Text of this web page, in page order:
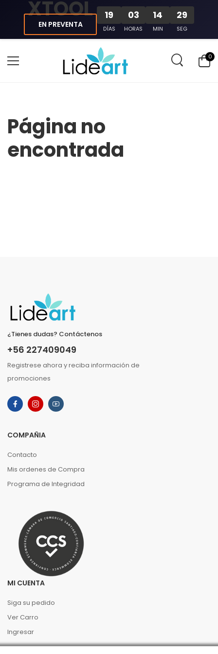
XTOOL
EN PREVENTA
19
DÍAS
03
HORAS
14
MIN
29
SEG
0
Página no
encontrada
¿Tienes dudas? Contáctenos
+56 227409049
Registrese ahora y reciba información de
promociones
COMPAÑIA
Contacto
Mis ordenes de Compra
Programa de Integridad
MI CUENTA
Siga su pedido
Ver Carro
Ingresar